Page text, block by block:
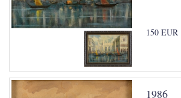
150 EUR
1986